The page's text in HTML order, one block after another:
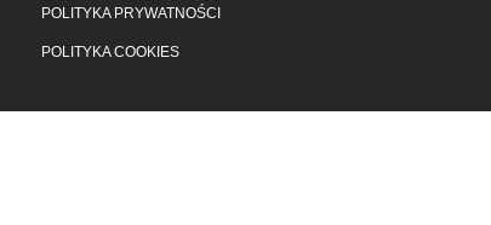
POLITYKA PRYWATNOŚCI
POLITYKA COOKIES